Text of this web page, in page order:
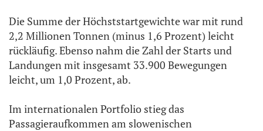
Die Summe der Höchststartgewichte war mit rund
2,2 Millionen Tonnen (minus 1,6 Prozent) leicht
rückläufig. Ebenso nahm die Zahl der Starts und
Landungen mit insgesamt 33.900 Bewegungen
leicht, um 1,0 Prozent, ab.
Im internationalen Portfolio stieg das
Passagieraufkommen am slowenischen